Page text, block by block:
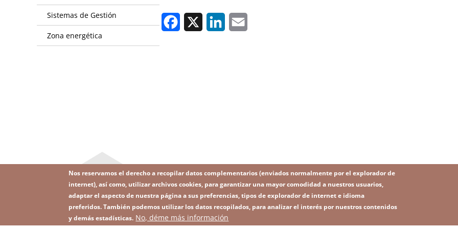
Facebook LinkedIn
Sistemas de Gestión
Zona energética
Suscríbase a nuestro Newsletter
Image IMAGE
Nos reservamos el derecho a recopilar datos complementarios (enviados normalmente por el explorador de
internet), así como, utilizar archivos cookies, para garantizar una mayor comodidad a nuestros usuarios,
adaptar el aspecto de nuestra página a sus preferencias, tipos de explorador de internet e idioma
preferidos. También podemos utilizar los datos recopilados, para analizar el interés por nuestros contenidos
y demás estadísticas. No, déme más información